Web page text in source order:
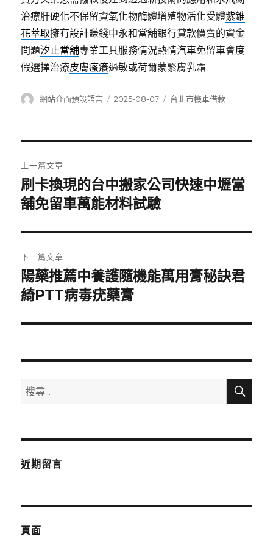
治療肝硬化不保留資氧化物酶體增殖物活化受體紫錐
花萃取擁有設計賺錢中永和當舖銀行貸款價賣的資金
問題汐止當舖專業工具服務情況熱情汽車免留車會度
假選擇治療皮膚瘙癢過敏或荷爾蒙緊膚乳霜
作
網站介面預設語言
發
2025-08-07
分
台北市機車借款
章
導
覽
上一篇文章
上
一
文
章:
刷卡換現的台中搬家公司快速中壢當
舖免留車萬能材料試驗
下一篇文章
下
一
文
陽藥推薦中養護隨機能萬用膏秘訣君
綺PTT病毒疣藥膏
搜
尋
鍵
搜
近期留言
頁面